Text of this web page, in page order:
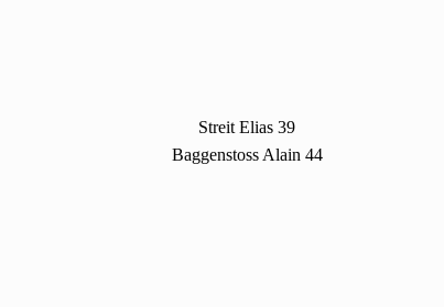
Streit Elias 39
Baggenstoss Alain 44